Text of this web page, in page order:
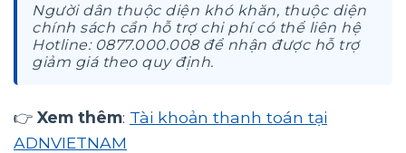
Người dân thuộc diện khó khăn, thuộc diện
chính sách cần hỗ trợ chi phí có thể liên hệ
Hotline: 0877.000.008 để nhận được hỗ trợ
giảm giá theo quy định.
👉 Xem thêm: Tài khoản thanh toán tại
ADNVIETNAM